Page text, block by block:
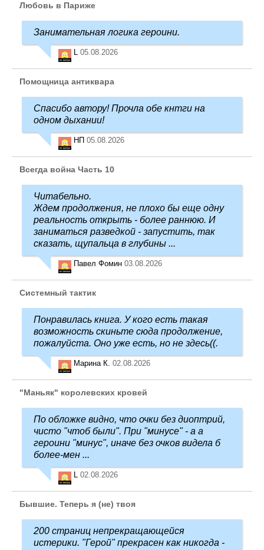
Любовь в Париже
Занимательная логика героини.
L 05.08.2026
Помощница антиквара
Спасибо автору! Прочла обе кнтги на
одном дыхании!
НП 05.08.2026
Всегда война Часть 10
Читабельно.
Ждем продолжения, не плохо бы еще одну
реальность открыть - более раннюю. И
заниматься разведкой - запустить, так
сказать, щупальца в глубины ...
Павел Фомин 03.08.2026
Системный тактик
Понравилась книга. У кого есть такая
возможность скиньте сюда продолжение,
пожалуйста. Оно уже есть, но не здесь((.
Марина К. 02.08.2026
"Маньяк" королевских кровей
По обложке видно, что очки без диоптрий,
чисто "чтоб были". При "минусе" - а а
героини "минус", иначе без очков видела б
более-мен ...
L 02.08.2026
Бывшие. Теперь я (не) твоя
200 страниц непрекращающейся
истерики. "Герой" прекрасен как никогда -